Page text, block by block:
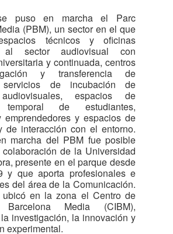
puso en marcha el Parc
(PBM), un sector en el que
técnicos y oficinas
al sector audiovisual con
y continuada, centros
y transferencia de
servicios de incubación de
espacios de
temporal de estudiantes,
emprendedores y espacios de
de interacción con el entorno.
marcha del PBM fue posible
de la Universidad
presente en el parque desde
y que aporta profesionales e
del área de la Comunicación.
ubicó en la zona el Centro de
Barcelona Media (CIBM),
investigación, la innovación y
experimental.